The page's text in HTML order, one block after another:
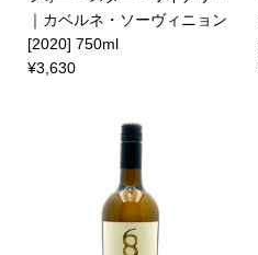
｜カベルネ・ソーヴィニョン
[2020] 750ml
¥3,630